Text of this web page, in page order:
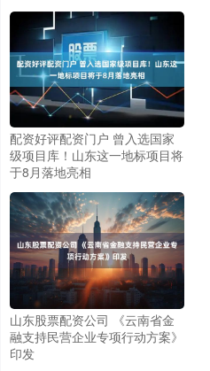
配资好评配资门户 曾入选国家
级项目库！山东这一地标项目将
于8月落地亮相
山东股票配资公司 《云南省金
融支持民营企业专项行动方案》
印发